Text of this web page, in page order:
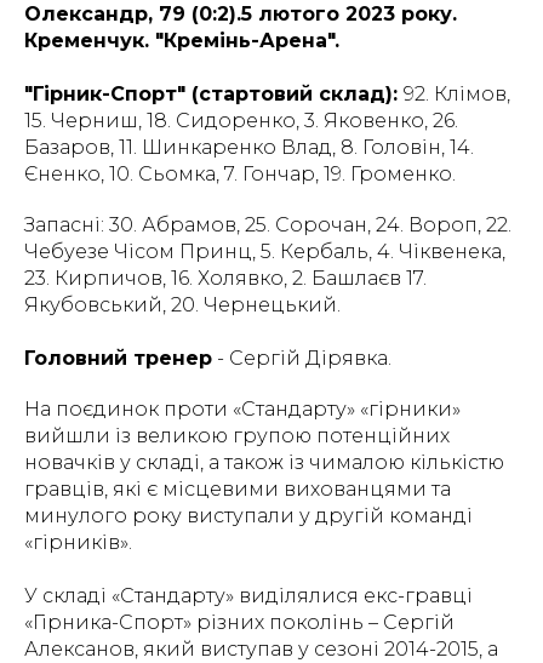
Олександр, 79 (0:2).5 лютого 2023 року.
Кременчук. "Кремінь-Арена".
"Гірник-Спорт" (стартовий склад): 92. Клімов,
15. Черниш, 18. Сидоренко, 3. Яковенко, 26.
Базаров, 11. Шинкаренко Влад, 8. Головін, 14.
Єненко, 10. Сьомка, 7. Гончар, 19. Громенко.
Запасні: 30. Абрамов, 25. Сорочан, 24. Вороп, 22.
Чебуезе Чісом Принц, 5. Кербаль, 4. Чіквенека,
23. Кирпичов, 16. Холявко, 2. Башлаєв 17.
Якубовський, 20. Чернецький.
Головний тренер - Сергій Дірявка.
На поєдинок проти «Стандарту» «гірники»
вийшли із великою групою потенційних
новачків у складі, а також із чималою кількістю
гравців, які є місцевими вихованцями та
минулого року виступали у другій команді
«гірників».
У складі «Стандарту» виділялися екс-гравці
«Гірника-Спорт» різних поколінь – Сергій
Алексанов, який виступав у сезоні 2014-2015, а